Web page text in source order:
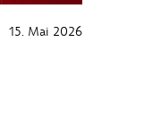
15. Mai 2026